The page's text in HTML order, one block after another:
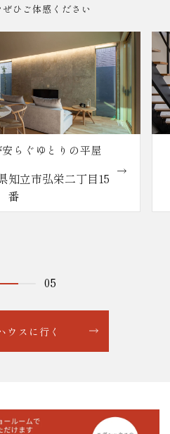
ひご体感ください
安らぐゆとりの平屋
知立市弘栄二丁目15
番
05
ウスに行く